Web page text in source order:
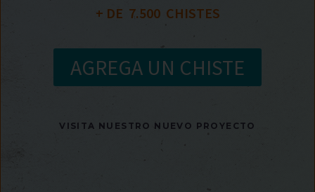
+ DE 7.500
  CHISTES
AGREGA UN CHISTE
VISITA NUESTRO NUEVO PROYECTO